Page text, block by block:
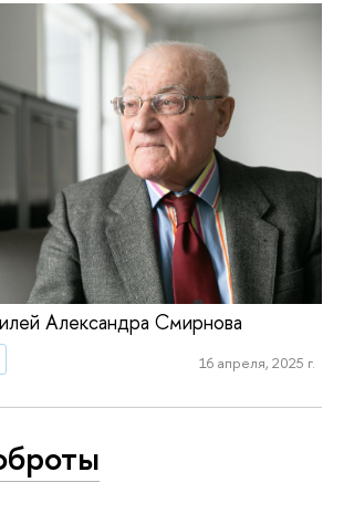
Александра Смирнова
16 апреля, 2025 г.